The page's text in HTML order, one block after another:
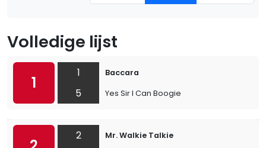
Volledige lijst
1
1
5
Baccara
Yes Sir I Can Boogie
2
Mr. Walkie Talkie